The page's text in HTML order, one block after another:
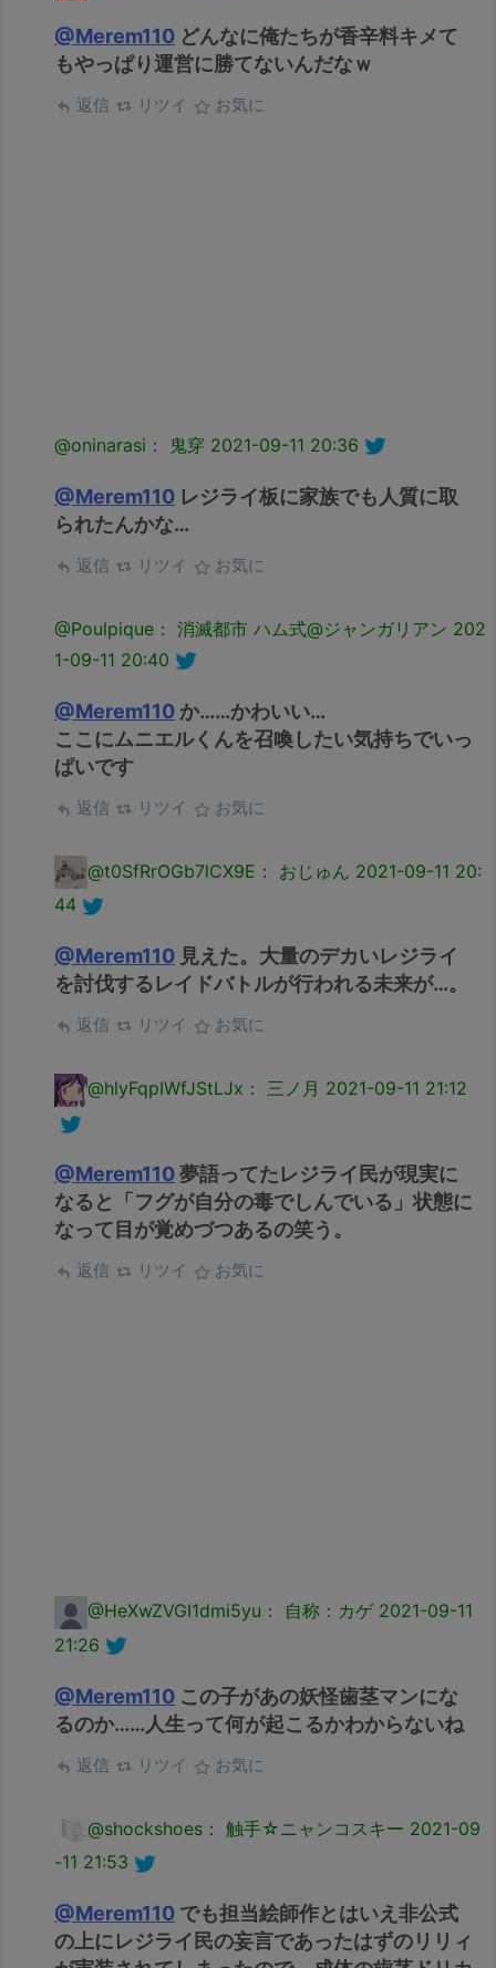
@Merem110 どんなに俺たちが香辛料キメて
もやっぱり運営に勝てないんだなｗ
返信 リツイ お気に
@oninarasi： 鬼穿 2021-09-11 20:36
@Merem110 レジライ板に家族でも人質に取
られたんかな…
返信 リツイ お気に
@Poulpique： 消滅都市 ハム式@ジャンガリアン 202
1-09-11 20:40
@Merem110 か……かわいい…
ここにムニエルくんを召喚したい気持ちでいっ
ぱいです
返信 リツイ お気に
@t0SfRrOGb7lCX9E： おじゅん 2021-09-11 20:
44
@Merem110 見えた。大量のデカいレジライ
を討伐するレイドバトルが行われる未来が…。
返信 リツイ お気に
@hlyFqpIWfJStLJx： 三ノ月 2021-09-11 21:12
@Merem110夢語ってたレジライ民が現実に
なると「フグが自分の毒でしんでいる」状態に
なって目が覚めづつあるの笑う。
返信 リツイ お気に
@HeXwZVGI1dmi5yu： 自称：カゲ 2021-09-11
21:26
@Merem110 この子があの妖怪歯茎マンにな
るのか……人生って何が起こるかわからないね
返信 リツイ お気に
@shockshoes： 触手☆ニャンコスキー 2021-09
-11 21:53
@Merem110 でも担当絵師作とはいえ非公式
の上にレジライ民の妄言であったはずのリリィ